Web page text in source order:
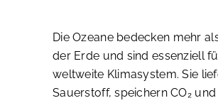
Die Ozeane bedecken mehr
der Erde und sind essenziell
weltweite Klimasystem. Sie
Sauerstoff, speichern CO₂